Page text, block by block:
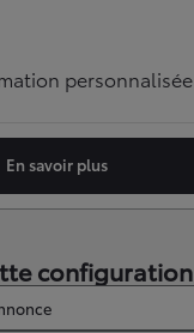
personnalisée
En savoir plus
configuration